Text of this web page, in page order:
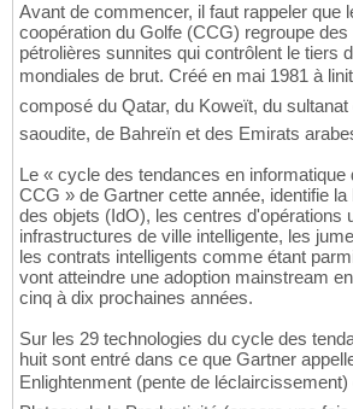
Avant de commencer, il faut rappeler que
coopération du Golfe (CCG) regroupe
pétrolières sunnites qui contrôlent le tiers
mondiales de brut. Créé en mai 1981 à
composé du Qatar, du Koweït, du sultanat
saoudite, de Bahreïn et des Emirats
Le « cycle des tendances en
CCG » de Gartner cette année, identifie
des objets (IdO), les centres d'opérations
infrastructures de ville intelligente, les
les contrats intelligents comme étant
vont atteindre une adoption mainstream
cinq à dix prochaines années.
Sur les 29 technologies du cycle des
huit sont entré dans ce que Gartner
Enlightenment (pente de